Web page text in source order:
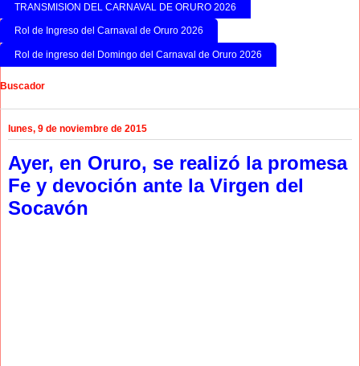
TRANSMISION DEL CARNAVAL DE ORURO 2026
Rol de Ingreso del Carnaval de Oruro 2026
Rol de ingreso del Domingo del Carnaval de Oruro 2026
Buscador
lunes, 9 de noviembre de 2015
Ayer, en Oruro, se realizó la promesa
Fe y devoción ante la Virgen del
Socavón